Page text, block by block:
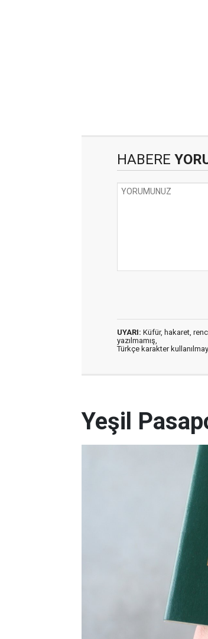
HABERE
UYARI: Küfür, hakaret,
yazılmamış,
Türkçe karakter
Yeşil